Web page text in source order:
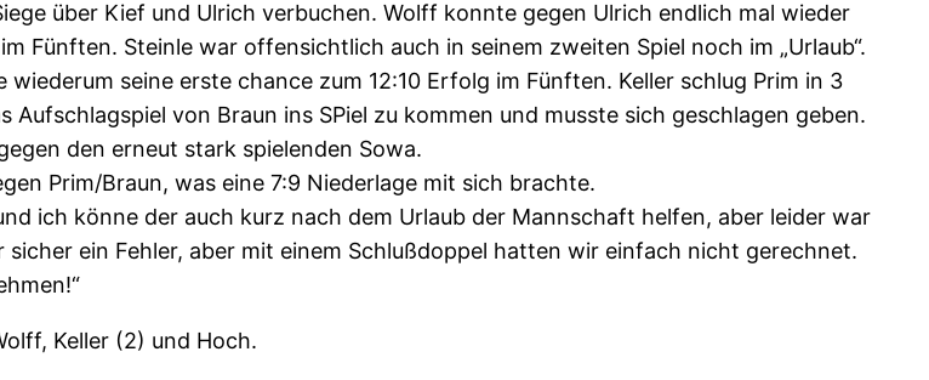
über Kief und Ulrich verbuchen. Wolff konnte gegen Ulrich endlich mal wieder
Fünften. Steinle war offensichtlich auch in seinem zweiten Spiel noch im „Urlaub“.
seine erste chance zum 12:10 Erfolg im Fünften. Keller schlug Prim in 3
von Braun ins SPiel zu kommen und musste sich geschlagen geben.
den erneut stark spielenden Sowa.
Prim/Braun, was eine 7:9 Niederlage mit sich brachte.
ich könne der auch kurz nach dem Urlaub der Mannschaft helfen, aber leider war
ein Fehler, aber mit einem Schlußdoppel hatten wir einfach nicht gerechnet.
Keller (2) und Hoch.